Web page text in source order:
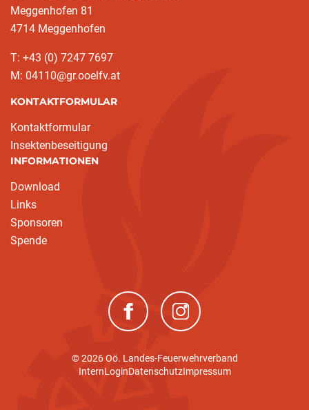
Meggenhofen 81
4714 Meggenhofen
T: +43 (0) 7247 7697
M: 04110@gr.ooelfv.at
KONTAKTFORMULAR
Kontaktformular
Insektenbeseitigung
INFORMATIONEN
Download
Links
Sponsoren
Spende
(neues Fenster)(neues Fenster)
© 2026 Oö. Landes-Feuerwehrverband
InternLoginDatenschutzImpressum